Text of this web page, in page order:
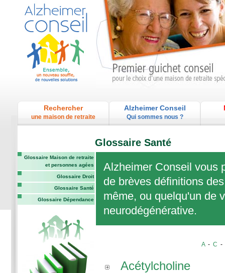
Rechercher
une maison de retraite
Alzheimer Conseil
Qui sommes nous ?
Glossaire Santé
Glossaire Maison de retraite
et personnes agées
Glossaire Droit
Glossaire Santé
Glossaire Dépendance
Alzheimer Conseil vous
de brèves définitions
même, ou quelqu'un de
neurodégénérative.
A- C -
Acétylcholine